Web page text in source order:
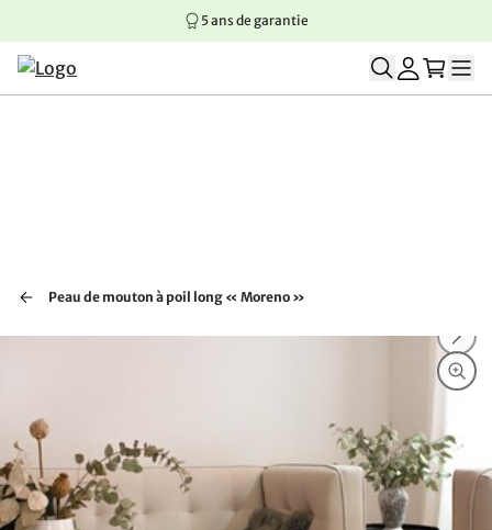
Aller au contenu principal
Aller à la navigation principale
Aller au pied de page
5 ans de garantie
Peau de mouton à poil long « Moreno »